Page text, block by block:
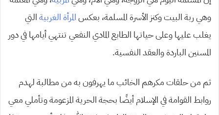
وهي ربة البيت وكنز الأسرة المسلمة، بعكسالمرأة الغربيةالتي
يغلب عليها وعلى حياتها الطابع المادي النفعي تنتهي أيامها في دور
المسنين الباردة والعقد النفسية.
ثم من حلقات مكرهم الخائب ما يهرفون به من مطالبة لهدم
روابط القوامة في الإسلام أيضًا بحجة الحرية المزعومة وتأملي معي